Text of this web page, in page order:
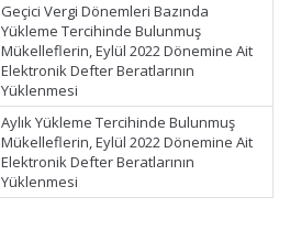
Geçici Vergi Dönemleri Bazında
Yükleme Tercihinde Bulunmuş
Mükelleflerin, Eylül 2022 Dönemine Ait
Elektronik Defter Beratlarının
Yüklenmesi
Aylık Yükleme Tercihinde Bulunmuş
Mükelleflerin, Eylül 2022 Dönemine Ait
Elektronik Defter Beratlarının
Yüklenmesi